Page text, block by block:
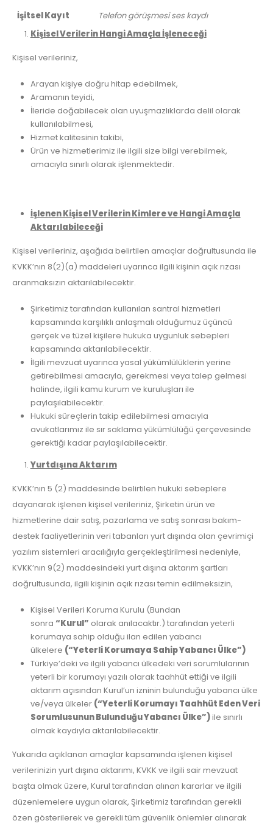
İşitsel Kayıt
Telefon görüşmesi ses kaydı
Kişisel Verilerin Hangi Amaçla İşleneceği
Kişisel verileriniz,
Arayan kişiye doğru hitap edebilmek,
Aramanın teyidi,
İleride doğabilecek olan uyuşmazlıklarda delil olarak
kullanılabilmesi,
Hizmet kalitesinin takibi,
Ürün ve hizmetlerimiz ile ilgili size bilgi verebilmek,
amacıyla sınırlı olarak işlenmektedir.
İşlenen Kişisel Verilerin Kimlere ve Hangi Amaçla
Aktarılabileceği
Kişisel verileriniz, aşağıda belirtilen amaçlar doğrultusunda ile
KVKK’nın 8(2)(a) maddeleri uyarınca ilgili kişinin açık rızası
aranmaksızın aktarılabilecektir.
Şirketimiz tarafından kullanılan santral hizmetleri
kapsamında karşılıklı anlaşmalı olduğumuz üçüncü
gerçek ve tüzel kişilere hukuka uygunluk sebepleri
kapsamında aktarılabilecektir.
İlgili mevzuat uyarınca yasal yükümlülüklerin yerine
getirebilmesi amacıyla, gerekmesi veya talep gelmesi
halinde, ilgili kamu kurum ve kuruluşları ile
paylaşılabilecektir.
Hukuki süreçlerin takip edilebilmesi amacıyla
avukatlarımız ile sır saklama yükümlülüğü çerçevesinde
gerektiği kadar paylaşılabilecektir.
Yurtdışına Aktarım
KVKK’nın 5 (2) maddesinde belirtilen hukuki sebeplere
dayanarak işlenen kişisel verileriniz, Şirketin ürün ve
hizmetlerine dair satış, pazarlama ve satış sonrası bakım-
destek faaliyetlerinin veri tabanları yurt dışında olan çevrimiçi
yazılım sistemleri aracılığıyla gerçekleştirilmesi nedeniyle,
KVKK’nın 9(2) maddesindeki yurt dışına aktarım şartları
doğrultusunda, ilgili kişinin açık rızası temin edilmeksizin,
Kişisel Verileri Koruma Kurulu (Bundan
sonra “Kurul” olarak anılacaktır.) tarafından yeterli
korumaya sahip olduğu ilan edilen yabancı
ülkelere (“Yeterli Korumaya Sahip Yabancı Ülke”)
Türkiye’deki ve ilgili yabancı ülkedeki veri sorumlularının
yeterli bir korumayı yazılı olarak taahhüt ettiği ve ilgili
aktarım açısından Kurul’un izninin bulunduğu yabancı ülke
ve/veya ülkeler (“Yeterli Korumayı Taahhüt Eden Veri
Sorumlusunun Bulunduğu Yabancı Ülke”)ile sınırlı
olmak kaydıyla aktarılabilecektir.
Yukarıda açıklanan amaçlar kapsamında işlenen kişisel
verilerinizin yurt dışına aktarımı, KVKK ve ilgili sair mevzuat
başta olmak üzere, Kurul tarafından alınan kararlar ve ilgili
düzenlemelere uygun olarak, Şirketimiz tarafından gerekli
özen gösterilerek ve gerekli tüm güvenlik önlemler alınarak